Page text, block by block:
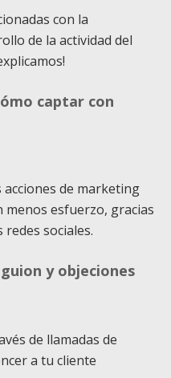
con la
de la actividad del
captar con
de marketing
menos esfuerzo, gracias
sociales.
y objeciones
de llamadas de
a tu cliente